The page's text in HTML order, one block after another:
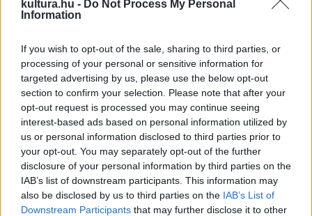
kultura.hu - Do Not Process My Personal
Information
If you wish to opt-out of the sale, sharing to third parties, or
processing of your personal or sensitive information for
targeted advertising by us, please use the below opt-out
section to confirm your selection. Please note that after your
opt-out request is processed you may continue seeing
interest-based ads based on personal information utilized by
us or personal information disclosed to third parties prior to
your opt-out. You may separately opt-out of the further
disclosure of your personal information by third parties on the
IAB’s list of downstream participants. This information may
also be disclosed by us to third parties on the IAB’s List of
Downstream Participants that may further disclose it to other
előadóművész, producer Nacsa Olivér, aki Bagi Ivánnal
évtizedekben.
PORTRÉ
ZENE
Népzenegyűjtés, folklórkutatás,
táncházmozgalom – Száz éve született
Kallós Zoltán
„Én azért gyűjtöttem, mert gyönyörűnek találtam úgy az
énekeket, táncokat, balladákat, mint a tárgyakat” – vallotta